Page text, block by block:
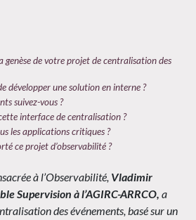
genèse de votre projet de centralisation des
développer une solution en interne ?
suivez-vous ?
interface de centralisation ?
les applications critiques ?​​
ce projet d’observabilité ?
à l’Observabilité, Vladimir
Supervision à l’AGIRC-ARRCO, a
des événements, basé sur un